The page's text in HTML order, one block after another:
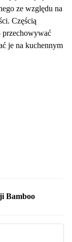
ze względu na
Częścią
przechowywać
je na kuchennym
Bamboo